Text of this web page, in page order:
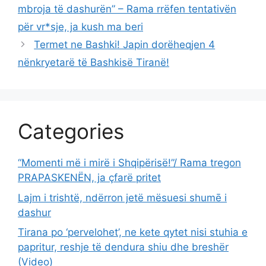
mbroja të dashurën” – Rama rrëfen tentativën
për vr*sje, ja kush ma beri
Termet ne Bashki! Japin dorëheqjen 4
nënkryetarë të Bashkisë Tiranë!
Categories
“Momenti më i mirë i Shqipërisë!”/ Rama tregon
PRAPASKENËN, ja çfarë pritet
Lajm i trishtë, ndërron jetë mësuesi shumē i
dashur
Tirana po ‘pervelohet’, ne kete qytet nisi stuhia e
papritur, reshje të dendura shiu dhe breshër
(Video)